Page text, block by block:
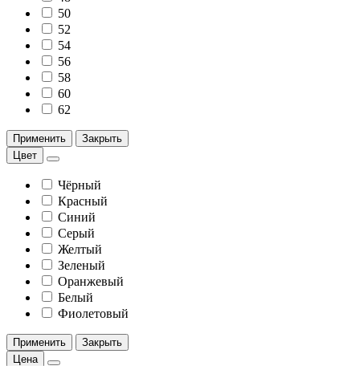
50
52
54
56
58
60
62
Применить
Закрыть
Цвет
Чёрный
Красный
Синий
Серый
Желтый
Зеленый
Оранжевый
Белый
Фиолетовый
Применить
Закрыть
Цена